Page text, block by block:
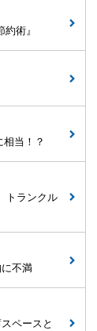
術』
当！？
トランクル
不満
ペースと